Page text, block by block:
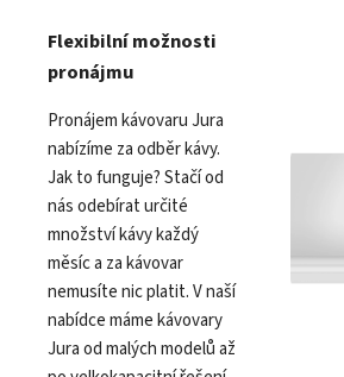
Flexibilní možnosti
pronájmu
Pronájem kávovaru Jura
nabízíme za odběr kávy.
Jak to funguje? Stačí od
nás odebírat určité
množství kávy každý
měsíc a za kávovar
nemusíte nic platit. V naší
nabídce máme kávovary
Jura od malých modelů až